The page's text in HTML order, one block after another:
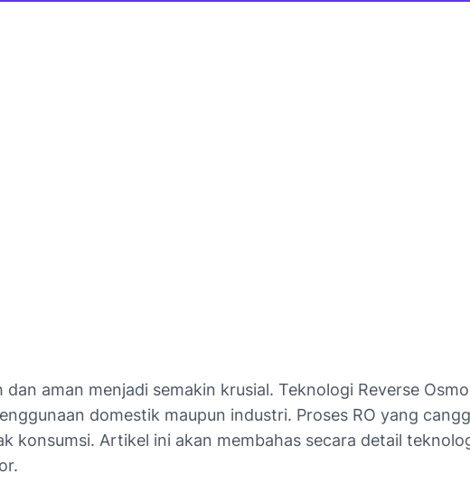
aman menjadi semakin krusial. Teknologi Reverse
domestik maupun industri. Proses RO yang
konsumsi. Artikel ini akan membahas secara detail